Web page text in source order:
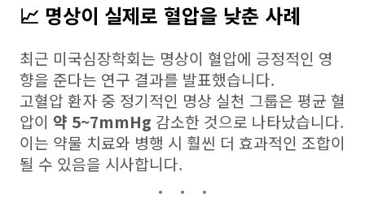
📈 명상이 실제로 혈압을 낮춘 사례
최근 미국심장학회는 명상이 혈압에 긍정적인 영
향을 준다는 연구 결과를 발표했습니다.
고혈압 환자 중 정기적인 명상 실천 그룹은 평균 혈
압이 약 5~7mmHg 감소한 것으로 나타났습니다.
이는 약물 치료와 병행 시 훨씬 더 효과적인 조합이
될 수 있음을 시사합니다.